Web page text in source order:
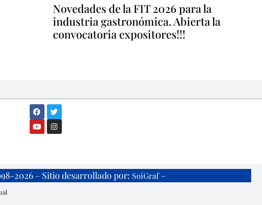
Novedades de la FIT 2026 para la
industria gastronómica. Abierta la
convocatoria expositores!!!
2026 – Sitio desarrollado por: SoiGraf–